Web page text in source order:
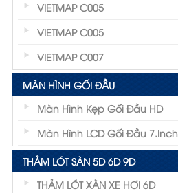
VIETMAP C005
VIETMAP C005
VIETMAP C007
MÀN HÌNH GỐI ĐẦU
Màn Hình Kẹp Gối Đầu HD
Màn Hình LCD Gối Đầu 7.inch
THẢM LÓT SÀN 5D 6D 9D
THẢM LÓT XÀN XE HƠI 6D